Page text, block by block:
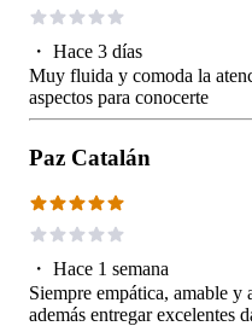
・ Hace 3 días
Muy fluida y comoda la
aspectos para conocerte
Paz Catalán
・ Hace 1 semana
Siempre empática, amable y
además entregar excelentes